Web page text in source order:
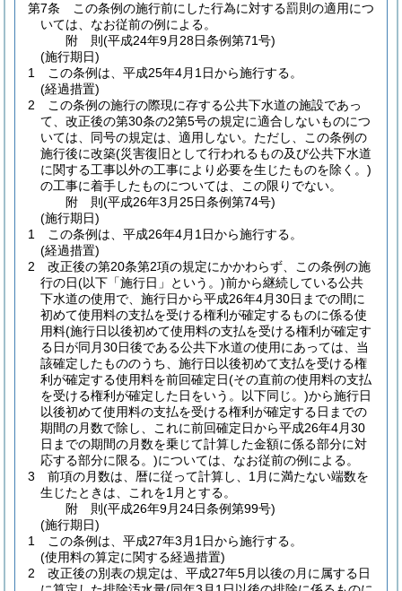
第7条
この条例の施行前にした行為に対する罰則の適用につ
いては、なお従前の例による。
附 則(平成24年9月28日条例第71号)
(施行期日)
1
この条例は、平成25年4月1日から施行する。
(経過措置)
2
この条例の施行の際現に存する公共下水道の施設であっ
て、改正後の第30条の2第5号の規定に適合しないものにつ
いては、同号の規定は、適用しない。 ただし、この条例の
施行後に改築(災害復旧として行われるもの及び公共下水道
に関する工事以外の工事により必要を生じたものを除く。)
の工事に着手したものについては、この限りでない。
附 則(平成26年3月25日条例第74号)
(施行期日)
1
この条例は、平成26年4月1日から施行する。
(経過措置)
2
改正後の第20条第2項の規定にかかわらず、この条例の施
行の日(以下「施行日」という。)前から継続している公共
下水道の使用で、施行日から平成26年4月30日までの間に
初めて使用料の支払を受ける権利が確定するものに係る使
用料(施行日以後初めて使用料の支払を受ける権利が確定す
る日が同月30日後である公共下水道の使用にあっては、当
該確定したもののうち、施行日以後初めて支払を受ける権
利が確定する使用料を前回確定日(その直前の使用料の支払
を受ける権利が確定した日をいう。以下同じ。)から施行日
以後初めて使用料の支払を受ける権利が確定する日までの
期間の月数で除し、これに前回確定日から平成26年4月30
日までの期間の月数を乗じて計算した金額に係る部分に対
応する部分に限る。)については、なお従前の例による。
3
前項の月数は、暦に従って計算し、1月に満たない端数を
生じたときは、これを1月とする。
附 則(平成26年9月24日条例第99号)
(施行期日)
1
この条例は、平成27年3月1日から施行する。
(使用料の算定に関する経過措置)
2
改正後の別表の規定は、平成27年5月以後の月に属する日